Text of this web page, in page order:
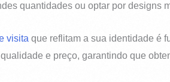
quantidades ou optar por designs
visita que reflitam a sua identidade é
e preço, garantindo que